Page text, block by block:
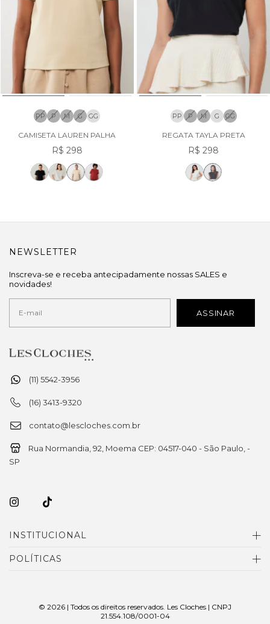
PP P M G GG
CAMISETA LAUREN PALHA
R$ 298
PP P M G GG
REGATA TAYLA PRETA
R$ 298
(11) 5542-3956
(16) 3413-9320
contato@lescloches.com.br
Rua Normandia, 92, Moema CEP: 04517-040 - São Paulo, -
SP
INSTITUCIONAL
POLÍTICAS
NEWSLETTER
Inscreva-se e receba antecipadamente nossas SALES e
novidades!
© 2026 | Todos os direitos reservados. Les Cloches | CNPJ
21.554.108/0001-04